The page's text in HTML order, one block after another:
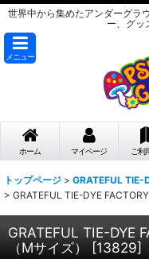
世界中から集めたアンダーグラ
ー、グッ
メニュー
ホーム マイページ ご利
トップページ > GRATEFUL TIE-
> GRATEFUL TIE-DYE
GRATEFUL TIE-DYE
（Mサイズ）
[13829]